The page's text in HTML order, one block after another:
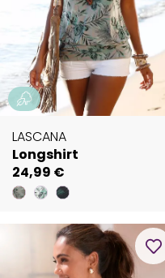
LASCANA
Longshirt
24,99 €